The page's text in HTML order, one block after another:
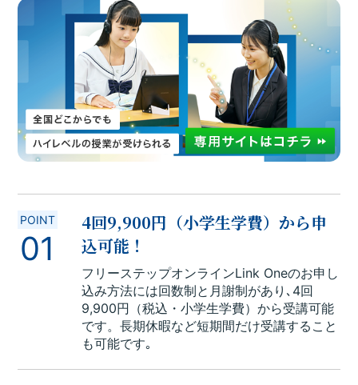
POINT
01
4回9,900円（小学生学費）から申
込可能！
フリーステップオンラインLink Oneのお申し
込み方法には回数制と月謝制があり､4回
9,900円（税込・小学生学費）から受講可能
です。長期休暇など短期間だけ受講すること
も可能です｡